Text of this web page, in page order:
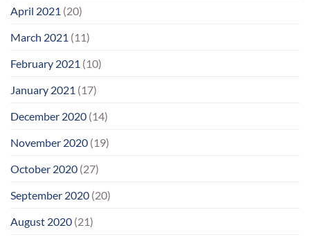
April 2021 (20)
March 2021 (11)
February 2021 (10)
January 2021 (17)
December 2020 (14)
November 2020 (19)
October 2020 (27)
September 2020 (20)
August 2020 (21)